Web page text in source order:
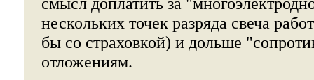
нескольких точек разряда свеча
бы со страховкой) и дольше
отложениям.